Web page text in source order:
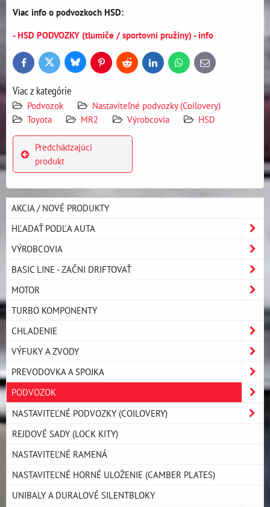
Viac info o podvozkoch HSD:
- HSD PODVOZKY (tlumiče / sportovní pružiny) - info
FacebookTwitter BlueskyPinterestReddit LinkedInWhatsApp
E-
mail
Viac z kategórie
Podvozok
Nastaviteľné podvozky (Coilovery)
Toyota
MR2 Výrobcovia HSD
Predchádzajúci
produkt
AKCIA / NOVÉ PRODUKTY
HĽADAŤ PODĽA AUTA
VÝROBCOVIA
BASIC LINE - ZAČNI DRIFTOVAŤ
MOTOR
TURBO KOMPONENTY
CHLADENIE
VÝFUKY A ZVODY
PREVODOVKA A SPOJKA
PODVOZOK
NASTAVITEĽNÉ PODVOZKY (COILOVERY)
REJDOVÉ SADY (LOCK KITY)
NASTAVITEĽNÉ RAMENÁ
NASTAVITEĽNÉ HORNÉ ULOŽENIE (CAMBER PLATES)
UNIBALY A DURALOVÉ SILENTBLOKY